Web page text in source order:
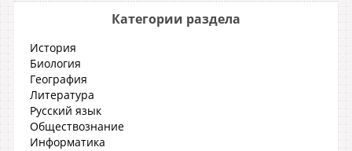
Категории раздела
История
Биология
География
Литература
Русский язык
Обществознание
Информатика